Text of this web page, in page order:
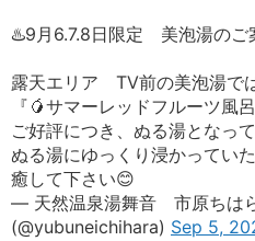
♨️9月6.7.8日限定 美泡湯のご
露天エリア TV前の美泡湯で
『🥭サマーレッドフルーツ風
ご好評につき、ぬる湯となって
ぬる湯にゆっくり浸かってい
癒して下さい😊
— 天然温泉湯舞音 市原ちはら
(@yubuneichihara) Sep 5,